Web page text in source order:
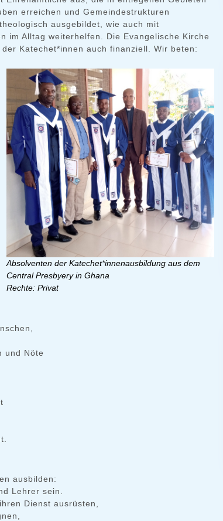
erreichen und Gemeindestrukturen
ausgebildet, wie auch mit
im Alltag weiterhelfen. Die Evangelische Kirche
Katechet*innen auch finanziell. Wir beten:
Absolventen der Katechet*innenausbildung aus dem
Central Presbyery in Ghana
Rechte: Privat
und Nöte
ausbilden:
Lehrer sein.
Dienst ausrüsten,